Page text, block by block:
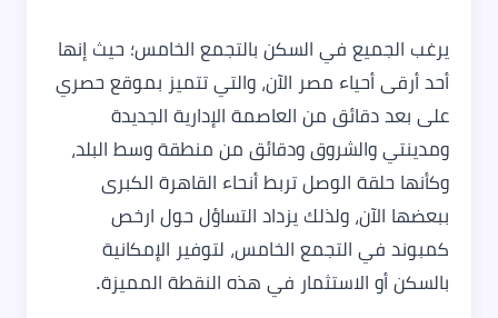
يرغب الجميع في السكن بالتجمع الخامس؛ حيث إنها
أحد أرقى أحياء مصر الآن، والتي تتميز بموقع حصري
على بعد دقائق من العاصمة الإدارية الجديدة
ومدينتي والشروق ودقائق من منطقة وسط البلد،
وكأنها حلقة الوصل تربط أنحاء القاهرة الكبرى
ببعضها الآن، ولذلك يزداد التساؤل حول ارخص
كمبوند في التجمع الخامس، لتوفير الإمكانية
بالسكن أو الاستثمار في هذه النقطة المميزة.